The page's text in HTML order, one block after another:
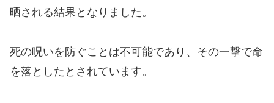
晒される結果となりました。
死の呪いを防ぐことは不可能であり、その一撃で命
を落としたとされています。